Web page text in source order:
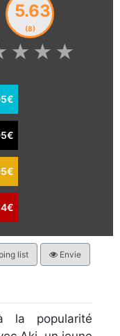
5.63
(8)
★
★
★
list Envie
la popularité